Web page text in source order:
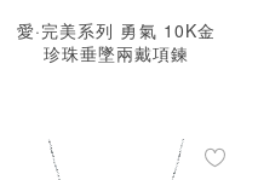
愛·完美系列 勇氣 10K金
珍珠垂墜兩戴項鍊